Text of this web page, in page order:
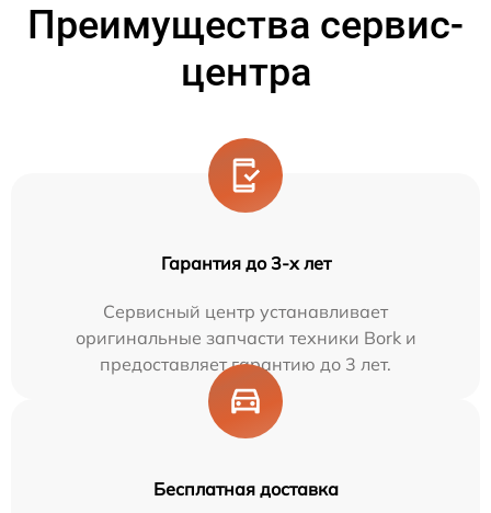
Преимущества сервис-
центра
Гарантия до 3-х лет
Сервисный центр устанавливает
оригинальные запчасти техники Bork и
предоставляет гарантию до 3 лет.
Бесплатная доставка